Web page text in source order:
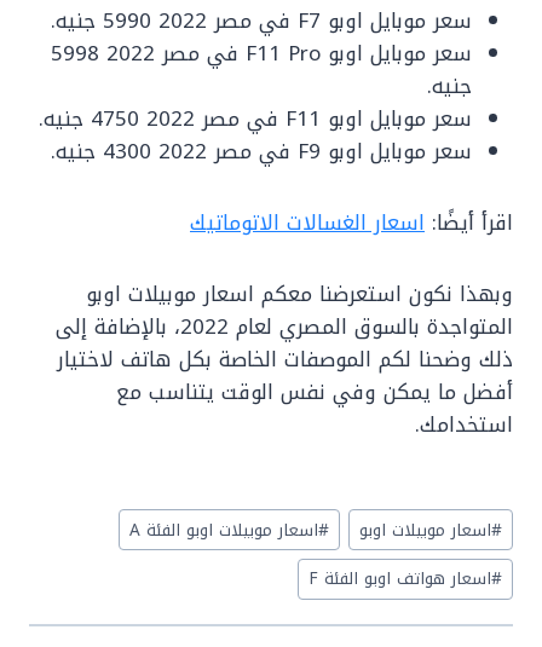
سعر موبايل اوبو F7 في مصر 2022 5990 جنيه.
سعر موبايل اوبو F11 Pro في مصر 2022 5998
جنيه.
سعر موبايل اوبو F11 في مصر 2022 4750 جنيه.
سعر موبايل اوبو F9 في مصر 2022 4300 جنيه.
اقرأ أيضًا: اسعار الغسالات الاتوماتيك
وبهذا نكون استعرضنا معكم اسعار موبيلات اوبو
المتواجدة بالسوق المصري لعام 2022، بالإضافة إلى
ذلك وضحنا لكم الموصفات الخاصة بكل هاتف لاختيار
أفضل ما يمكن وفي نفس الوقت يتناسب مع
استخدامك.
Post
Tags:
#اسعار موبيلات اوبو #اسعار موبيلات اوبو الفئة A
#اسعار هواتف اوبو الفئة F